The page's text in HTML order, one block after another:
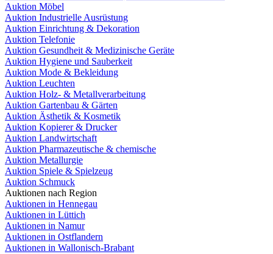
Auktion Möbel
Auktion Industrielle Ausrüstung
Auktion Einrichtung & Dekoration
Auktion Telefonie
Auktion Gesundheit & Medizinische Geräte
Auktion Hygiene und Sauberkeit
Auktion Mode & Bekleidung
Auktion Leuchten
Auktion Holz- & Metallverarbeitung
Auktion Gartenbau & Gärten
Auktion Ästhetik & Kosmetik
Auktion Kopierer & Drucker
Auktion Landwirtschaft
Auktion Pharmazeutische & chemische
Auktion Metallurgie
Auktion Spiele & Spielzeug
Auktion Schmuck
Auktionen nach Region
Auktionen in Hennegau
Auktionen in Lüttich
Auktionen in Namur
Auktionen in Ostflandern
Auktionen in Wallonisch-Brabant